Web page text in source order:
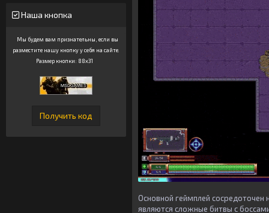
Наша кнопка
Мы будем вам признательны, если вы
разместите нашу кнопку у себя на сайте.
Размер кнопки: 88x31
Основной геймплей
являются сложные битвы с